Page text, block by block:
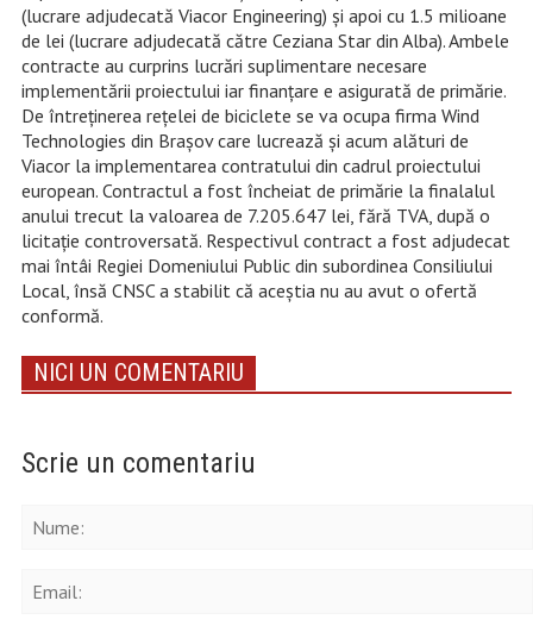
(lucrare adjudecată Viacor Engineering) și apoi cu 1.5 milioane
de lei (lucrare adjudecată către Ceziana Star din Alba). Ambele
contracte au curprins lucrări suplimentare necesare
implementării proiectului iar finanțare e asigurată de primărie.
De întreținerea rețelei de biciclete se va ocupa firma Wind
Technologies din Brașov care lucrează și acum alături de
Viacor la implementarea contratului din cadrul proiectului
european. Contractul a fost încheiat de primărie la finalalul
anului trecut la valoarea de 7.205.647 lei, fără TVA, după o
licitație controversată. Respectivul contract a fost adjudecat
mai întâi Regiei Domeniului Public din subordinea Consiliului
Local, însă CNSC a stabilit că aceștia nu au avut o ofertă
conformă.
NICI UN COMENTARIU
Scrie un comentariu